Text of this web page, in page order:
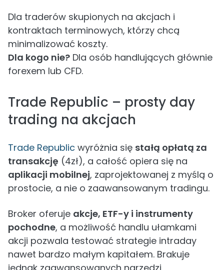
Dla traderów skupionych na akcjach i
kontraktach terminowych, którzy chcą
minimalizować koszty.
Dla kogo nie? Dla osób handlujących głównie
forexem lub CFD.
Trade Republic – prosty day
trading na akcjach
Trade Republic wyróżnia się stałą opłatą za
transakcję (4zł), a całość opiera się na
aplikacji mobilnej, zaprojektowanej z myślą o
prostocie, a nie o zaawansowanym tradingu.
Broker oferuje akcje, ETF-y i instrumenty
pochodne, a możliwość handlu ułamkami
akcji pozwala testować strategie intraday
nawet bardzo małym kapitałem. Brakuje